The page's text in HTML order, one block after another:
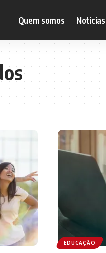
Quem somos Notícias
EDUCAÇÃO